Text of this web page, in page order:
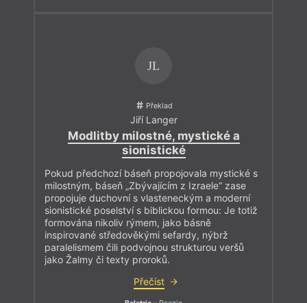
JL
Překlad
Jiří Langer
Modlitby milostné, mystické a
sionistické
Pokud předchozí báseň propojovala mystické s
milostným, báseň „Zbývajícím z Izraele“ zase
propojuje duchovní s vlasteneckým a moderní
sionistické poselství s biblickou formou: Je totiž
formována nikoliv rýmem, jako básně
inspirované středověkými sefardy, nýbrž
paralelismem čili podvojnou strukturou veršů
jako Žalmy či texty proroků.
Přečíst